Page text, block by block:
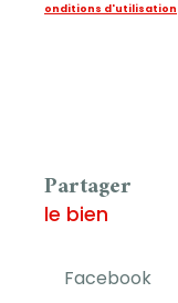
onditions d'utilisation
partager
le bien
Facebook